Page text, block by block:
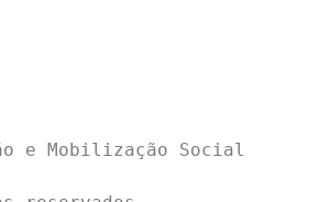
e Mobilização Social